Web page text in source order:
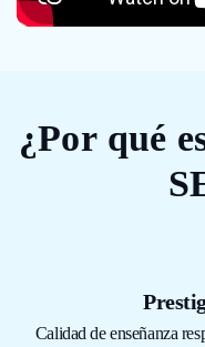
¿Por qué
Calidad de enseñanza